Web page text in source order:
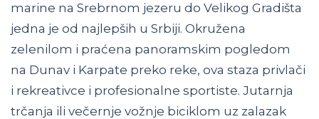
marine na Srebrnom jezeru do Velikog Gradišta
jedna je od najlepših u Srbiji. Okružena
zelenilom i praćena panoramskim pogledom
na Dunav i Karpate preko reke, ova staza privlači
i rekreativce i profesionalne sportiste. Jutarnja
trčanja ili večernje vožnje biciklom uz zalazak